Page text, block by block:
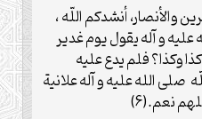
والأنصار، أنشدکم اللّه ،
و آله یقول یوم غدیر
وکذا؟ فلم یدع علیه
صلی الله علیه و آله علانیة
نعم.(6)